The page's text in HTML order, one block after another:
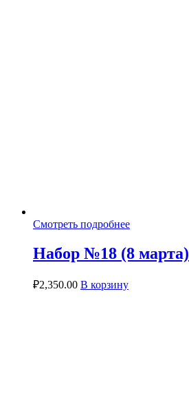
Смотреть подробнее
Набор №18 (8 марта)
₽2,350.00 В корзину